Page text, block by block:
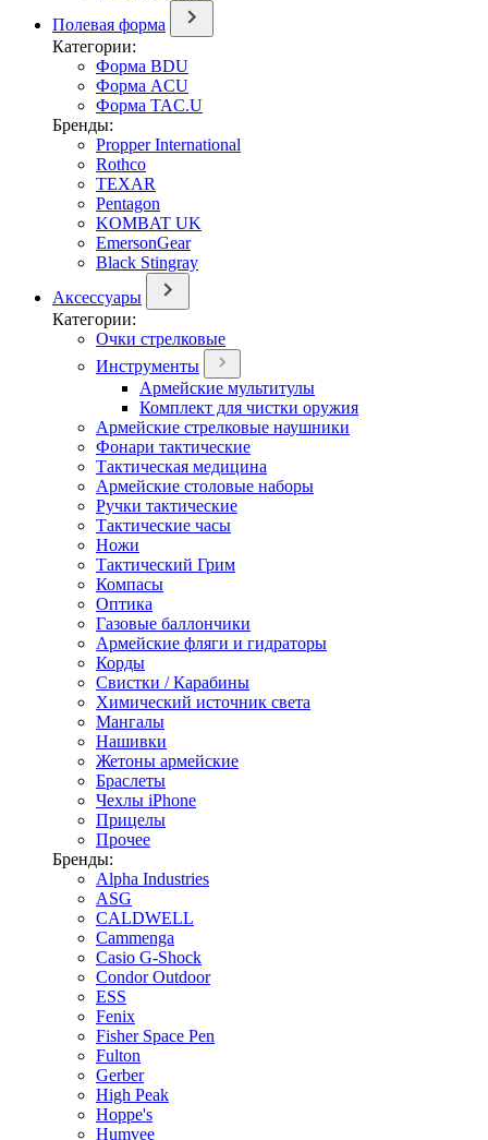
Полевая форма
Категории:
Форма BDU
Форма ACU
Форма TAC.U
Бренды:
Propper International
Rothco
TEXAR
Pentagon
KOMBAT UK
EmersonGear
Black Stingray
Аксессуары
Категории:
Очки стрелковые
Инструменты
Армейские мультитулы
Комплект для чистки оружия
Армейские стрелковые наушники
Фонари тактические
Тактическая медицина
Армейские столовые наборы
Ручки тактические
Тактические часы
Ножи
Тактический Грим
Компасы
Оптика
Газовые баллончики
Армейские фляги и гидраторы
Корды
Свистки / Карабины
Химический источник света
Мангалы
Нашивки
Жетоны армейские
Браслеты
Чехлы iPhone
Прицелы
Прочее
Бренды:
Alpha Industries
ASG
CALDWELL
Cammenga
Casio G-Shock
Condor Outdoor
ESS
Fenix
Fisher Space Pen
Fulton
Gerber
High Peak
Hoppe's
Humvee